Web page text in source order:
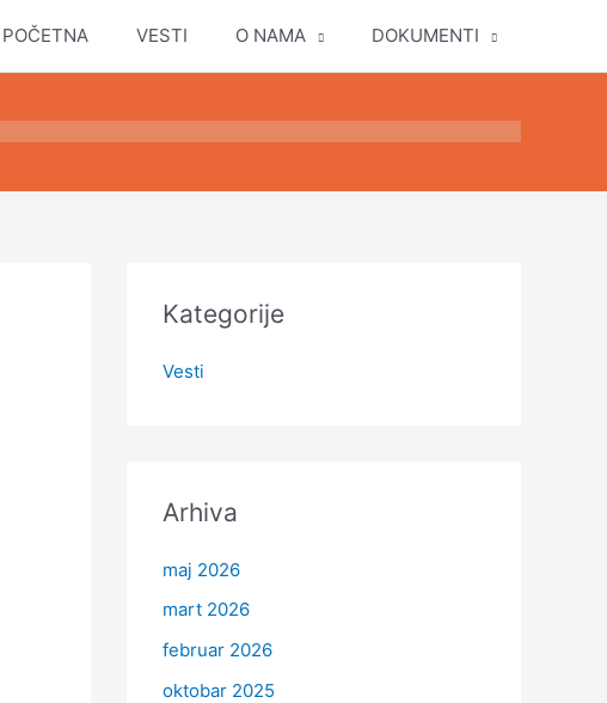
POČETNA VESTI O NAMA DOKUMENTI
Kategorije
Vesti
Arhiva
maj 2026
mart 2026
februar 2026
oktobar 2025